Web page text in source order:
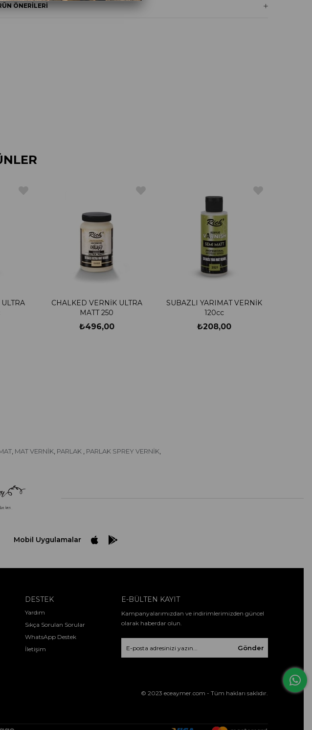
ÖNERILERI
CHALKED VERNİK ULTRA
MATT 250
₺496,00
SUBAZLI YARIMAT VERNİK
120cc
₺208,00
, MAT VERNİK, PARLAK , PARLAK SPREY VERNİK,
Mobil Uygulamalar
DESTEK
Yardım
Sıkça Sorulan Sorular
WhatsApp Destek
İletişim
E-BÜLTEN KAYIT
Kampanyalarımızdan ve indirimlerimizden güncel
olarak haberdar olun.
Gönder
© 2023 eceaymer.com - Tüm hakları saklıdır.